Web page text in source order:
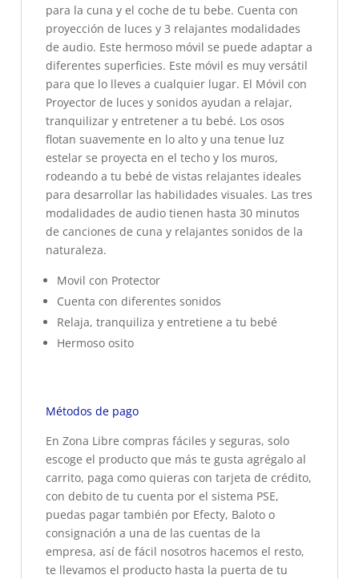
para la cuna y el coche de tu bebe. Cuenta con
proyección de luces y 3 relajantes modalidades
de audio. Este hermoso móvil se puede adaptar a
diferentes superficies. Este móvil es muy versátil
para que lo lleves a cualquier lugar. El Móvil con
Proyector de luces y sonidos ayudan a relajar,
tranquilizar y entretener a tu bebé. Los osos
flotan suavemente en lo alto y una tenue luz
estelar se proyecta en el techo y los muros,
rodeando a tu bebé de vistas relajantes ideales
para desarrollar las habilidades visuales. Las tres
modalidades de audio tienen hasta 30 minutos
de canciones de cuna y relajantes sonidos de la
naturaleza.
Movil con Protector
Cuenta con diferentes sonidos
Relaja, tranquiliza y entretiene a tu bebé
Hermoso osito
Métodos de pago
En Zona Libre compras fáciles y seguras, solo
escoge el producto que más te gusta agrégalo al
carrito, paga como quieras con tarjeta de crédito,
con debito de tu cuenta por el sistema PSE,
puedas pagar también por Efecty, Baloto o
consignación a una de las cuentas de la
empresa, así de fácil nosotros hacemos el resto,
te llevamos el producto hasta la puerta de tu